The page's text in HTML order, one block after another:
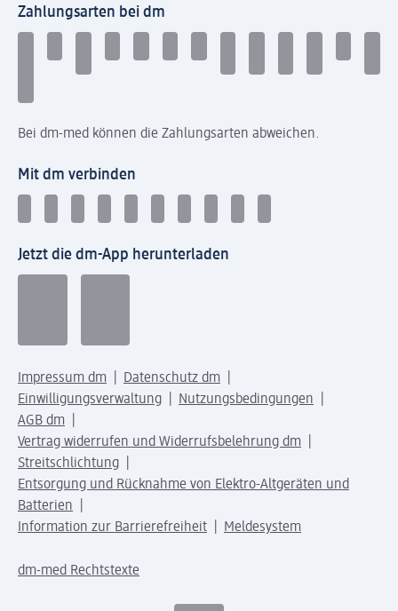
Zahlungsarten bei dm
Bei dm-med können die Zahlungsarten abweichen.
Mit dm verbinden
Jetzt die dm-App herunterladen
Impressum dm
Datenschutz dm
Einwilligungsverwaltung
Nutzungsbedingungen
AGB dm
Vertrag widerrufen und Widerrufsbelehrung dm
Streitschlichtung
Entsorgung und Rücknahme von Elektro-Altgeräten und
Batterien
Information zur Barrierefreiheit
Meldesystem
dm-med Rechtstexte